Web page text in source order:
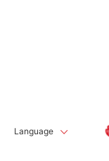
Language